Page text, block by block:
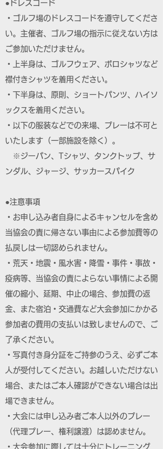
●ドレスコード
・ゴルフ場のドレスコードを遵守してくださ
い。主催者、ゴルフ場の指示に従えない方は
ご参加いただけません。
・上半身は、ゴルフウェア、ポロシャツなど
襟付きシャツを着用ください。
・下半身は、原則、ショートパンツ、ハイソ
ックスを着用ください。
・以下の服装などでの来場、プレーは不可と
いたします（一部施設を除く）。
※ジーパン、Tシャツ、タンクトップ、サ
ンダル、ジャージ、サッカースパイク
●注意事項
・お申し込み者自身によるキャンセルを含め
当協会の責に帰さない事由による参加費等の
払戻しは一切認められません。
・荒天・地震・風水害・降雪・事件・事故・
疫病等、当協会の責によらない事情による開
催の縮小、延期、中止の場合、参加費の返
金、また宿泊・交通費など大会参加にかかる
参加者の費用の支払いは致しませんので、ご
了承ください。
・写真付き身分証をご持参のうえ、必ずご本
人が受付してください。お越しいただけない
場合、またはご本人確認ができない場合は出
場できません。
・大会には申し込み者ご本人以外のプレー
（代理プレー、権利譲渡）は認めません。
・大会参加に際しては十分にトレーニング